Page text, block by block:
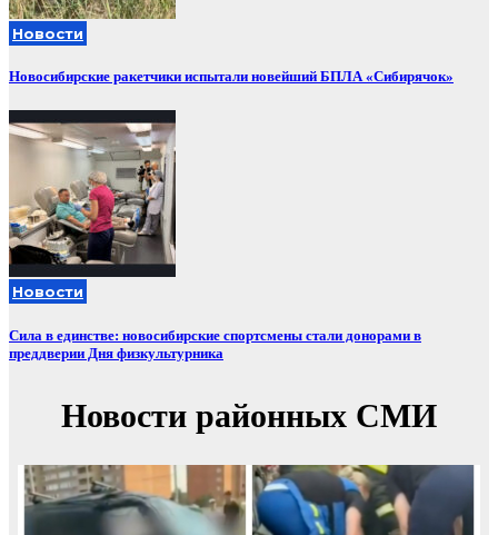
Новости
Новосибирские ракетчики испытали новейший БПЛА «Сибирячок»
Новости
Сила в единстве: новосибирские спортсмены стали донорами в
преддверии Дня физкультурника